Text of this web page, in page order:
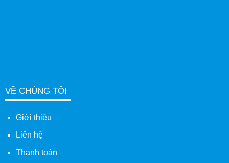
VỀ CHÚNG TÔI
Giới thiệu
Liên hệ
Thanh toán